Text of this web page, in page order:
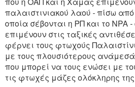
παλαιστινιακού λαού - πίσω
οποία σέβονται η ΡΠ και το NPA
επιμένουν στις ταξικές
φέρνει τους φτωχούς
με τους πλουσιότερους
που μπορεί να τους ενώσει με
τις φτωχές μάζες ολόκληρης